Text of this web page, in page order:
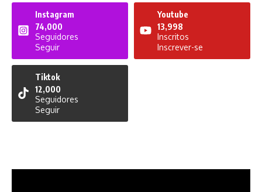
Instagram
74,000
Seguidores
Seguir
Youtube
13,998
Inscritos
Inscrever-se
Tiktok
12,000
Seguidores
Seguir